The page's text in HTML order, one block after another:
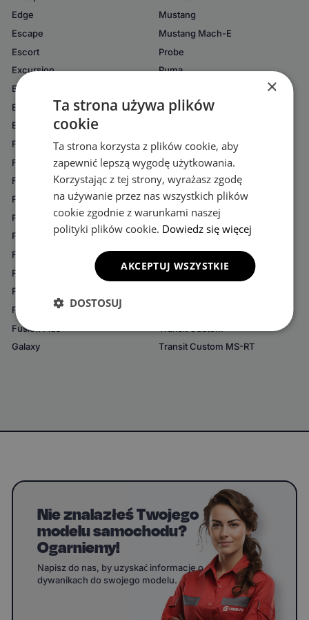
Edge
Escape
Escort
Excursion
Expedition
Explorer
Explorer EV
F-150
F-350 Super Duty
Fiesta
Fiesta Active
Fiesta ST
Flex
Focus
Focus ST
Focus ST-Line
Fusion
Fusion Plus
Galaxy
Mustang
Mustang Mach-E
Probe
Puma
Ranger Raptor
S-Max
Scorpio
StreetKa
Tourneo Connect
Tourneo Courier
Tourneo Custom
Transit
Transit Connect
Transit Custom MS-RT
Nie znalazłeś Twojego
modelu samochodu?
Ogarniemy!
Napisz do nas, by uzyskać informacje o
dywanikach do swojego modelu.
×
Ta strona używa plików
cookie
Ta strona korzysta z plików cookie, aby
zapewnić lepszą wygodę użytkowania.
Korzystając z tej strony, wyrażasz zgodę
na używanie przez nas wszystkich plików
cookie zgodnie z warunkami naszej
polityki plików cookie. Dowiedz się więcej
AKCEPTUJ WSZYSTKIE
DOSTOSUJ